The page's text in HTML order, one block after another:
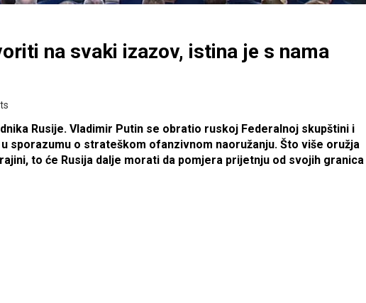
na svaki izazov, istina je s nama
Rusije. Vladimir Putin se obratio ruskoj Federalnoj skupštini i
sporazumu o strateškom ofanzivnom naoružanju. Što više oružja
to će Rusija dalje morati da pomjera prijetnju od svojih granica